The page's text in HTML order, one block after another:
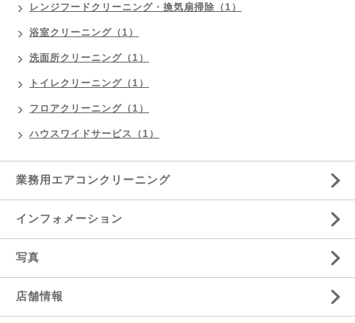
レンジフードクリーニング・換気扇掃除（1）
浴室クリーニング（1）
洗面所クリーニング（1）
トイレクリーニング（1）
フロアクリーニング（1）
ハウスワイドサービス（1）
業務用エアコンクリーニング
インフォメーション
写真
店舗情報